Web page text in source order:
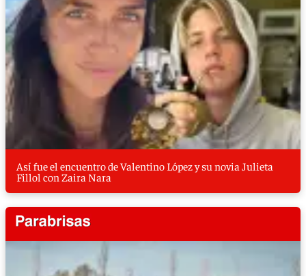
Así fue el encuentro de Valentino López y su novia Julieta
Fillol con Zaira Nara